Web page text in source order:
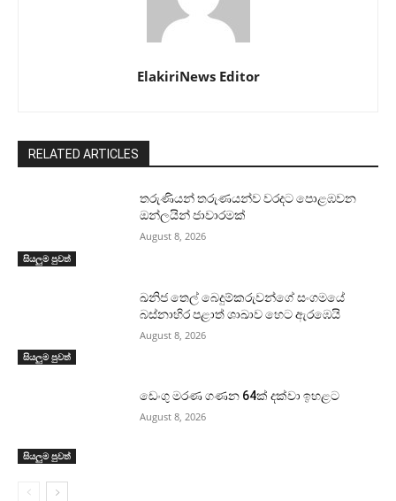
ElakiriNews Editor
RELATED ARTICLES
සියලුම පුවත්
තරුණියන් තරුණයන්ව වරදට පොළඹවන
ඔන්ලයින් ජාවාරමක්
August 8, 2026
සියලුම පුවත්
ඛනිජ තෙල් බෙදුම්කරුවන්ගේ සංගමයේ
බස්නාහිර පළාත් ශාඛාව හෙට ඇරඹෙයි
August 8, 2026
සියලුම පුවත්
ඩෙංගු මරණ ගණන 64ක් දක්වා ඉහළට
August 8, 2026